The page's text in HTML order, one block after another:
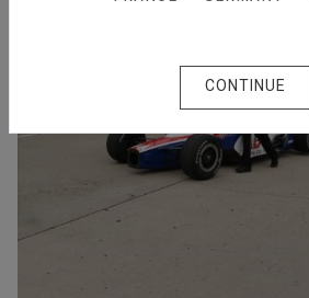
CONTINUE